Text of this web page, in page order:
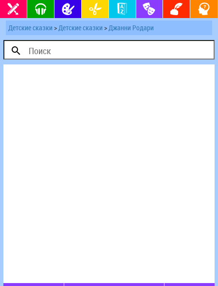
Детские сказки >Детские сказки >Джанни Родари